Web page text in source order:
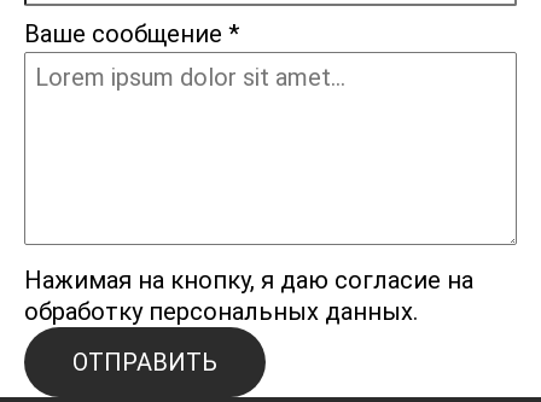
Ваше сообщение *
Нажимая на кнопку, я даю согласие на
обработку персональных данных.
ОТПРАВИТЬ